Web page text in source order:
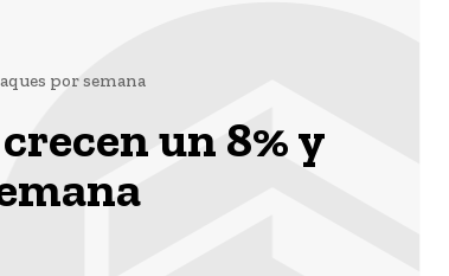
por semana
un 8% y